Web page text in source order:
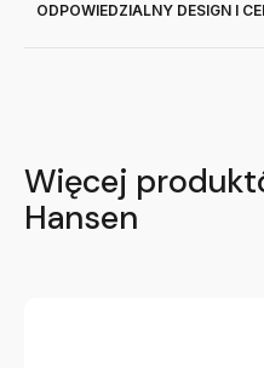
ODPOWIEDZIALNY DESIGN I
Więcej
Hansen